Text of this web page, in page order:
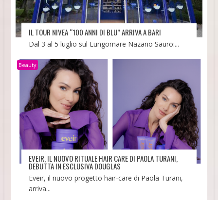
IL TOUR NIVEA “100 ANNI DI BLU” ARRIVA A BARI
Dal 3 al 5 luglio sul Lungomare Nazario Sauro:...
Beauty
EVEIR, IL NUOVO RITUALE HAIR CARE DI PAOLA TURANI,
DEBUTTA IN ESCLUSIVA DOUGLAS
Eveir, il nuovo progetto hair-care di Paola Turani,
arriva...